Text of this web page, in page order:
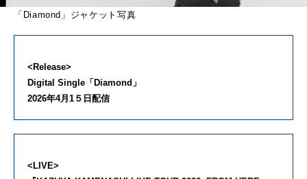
「Diamond」ジャケット写真
<Release>
Digital Single「Diamond」
2026年4月1５日配信
<LIVE>